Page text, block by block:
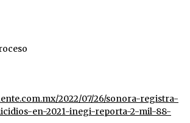
2022/07/26/sonora-registra-
en-2021-inegi-reporta-2-mil-88-